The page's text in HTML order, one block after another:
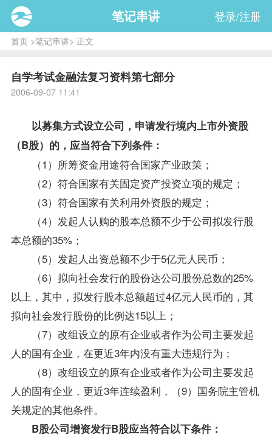
笔记串讲 登录/注册
首页>笔记串讲> 正文
自学考试金融法复习资料第七部分
2006-09-07 11:41
以募集方式设立公司，申请发行境内上市外资股
（B股）的，应当符合下列条件：
（1）所筹资金用途符合国家产业政策 ；
（2）符合国家有关固定资产投资立项的规定；
（3）符合国家有关利用外资股的规定；
（4）发起人认购的股本总额不少于公司拟发行股
本总额的35%；
（5）发起人出资总额不少于5亿元人民币；
（6）拟向社会发行的股份达公司股份总数的25%
以上，其中，拟发行股本总额超过4亿元人民币的，其
拟向社会发行股份的比例达15以上；
（7）改组设立的原有企业或者作为公司主要发起
人的国有企业，在更近3年内没有重大违规行为；
（8）改组设立的原有企业或者作为公司主要发起
人的固有企业，更近3年连续盈利，（9）国务院主管机
关规定的其他条件。
B股公司增资发行B股应当符合以下条件：